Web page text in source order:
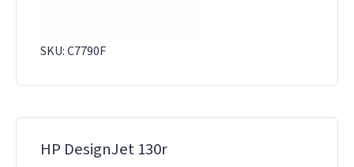
SKU: C7790F
HP DesignJet 130r